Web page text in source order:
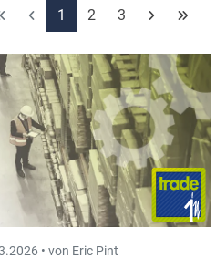
1 2 3
• von Eric Pint